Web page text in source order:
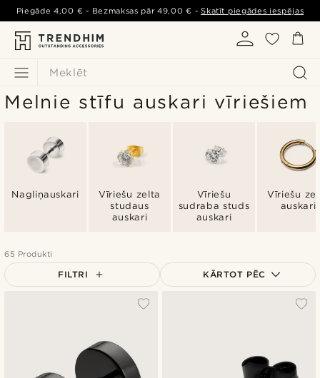
Meklēt
Piegāde4,00 € - Bezmaksas pār49,00 € -Skatīt piegādes iespējas
Melnie stīfu auskari vīriešiem
Nagliņauskari
Vīriešu zelta
studaus
auskari
Vīriešu
sudraba studs
auskari
Vīriešu
auskari
65 Produkti
FILTRI KĀRTOT PĒC